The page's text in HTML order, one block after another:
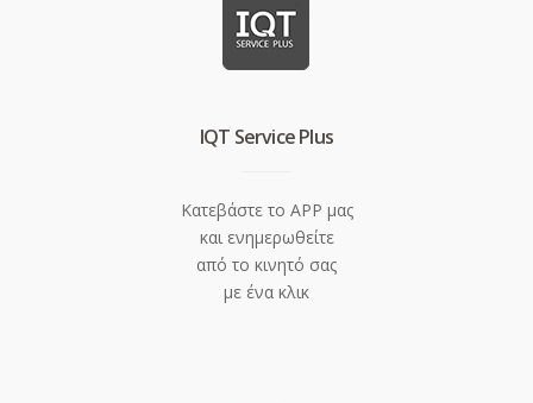
IQT Service Plus
Κατεβάστε το APP μας
και ενημερωθείτε
από το κινητό σας
με ένα κλικ